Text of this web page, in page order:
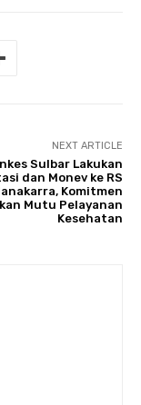
NEXT ARTICLE
Sulbar Lakukan
dan Monev ke RS
Komitmen
Mutu Pelayanan
Kesehatan